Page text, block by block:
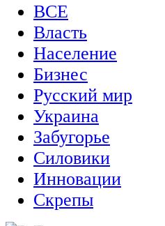
ВСЕ
Власть
Население
Бизнес
Русский мир
Украина
Забугорье
Силовики
Инновации
Скрепы